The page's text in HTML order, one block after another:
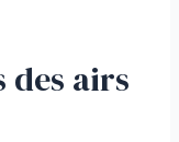
airs